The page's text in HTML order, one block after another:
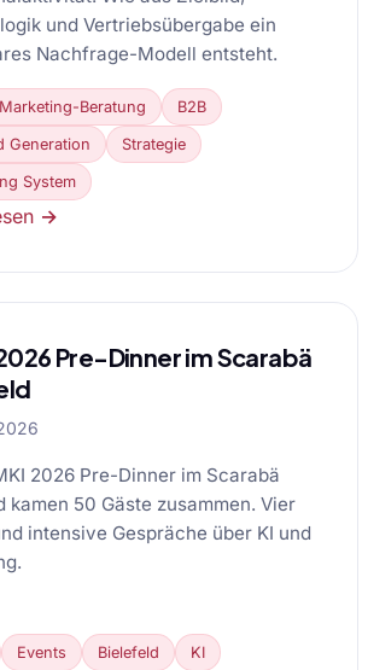
und Vertriebsübergabe ein
Nachfrage-Modell entsteht.
Beratung B2B
Generation Strategie
System
→
Pre-Dinner im Scarabä
2026 Pre-Dinner im Scarabä
kamen 50 Gäste zusammen. Vier
intensive Gespräche über KI und
Events Bielefeld KI